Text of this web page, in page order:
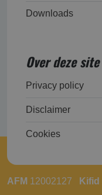
Downloads
Over deze site
Privacy policy
Disclaimer
Cookies
AFM 12002127 Kifid